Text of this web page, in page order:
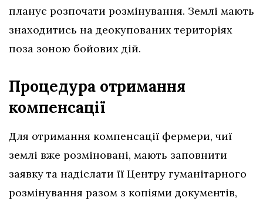
планує розпочати розмінування. Землі мають
знаходитись на деокупованих територіях
поза зоною бойових дій.
Процедура отримання
компенсації
Для отримання компенсації фермери, чиї
землі вже розміновані, мають заповнити
заявку та надіслати її Центру гуманітарного
розмінування разом з копіями документів,